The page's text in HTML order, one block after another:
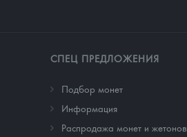
СПЕЦ ПРЕДЛОЖЕНИЯ
Подбор монет
Информация
Распродажа монет и жетонов